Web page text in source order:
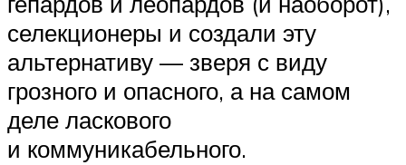
селекционеры и создали эту
альтернативу — зверя с виду
грозного и опасного, а на самом
деле ласкового
и коммуникабельного.